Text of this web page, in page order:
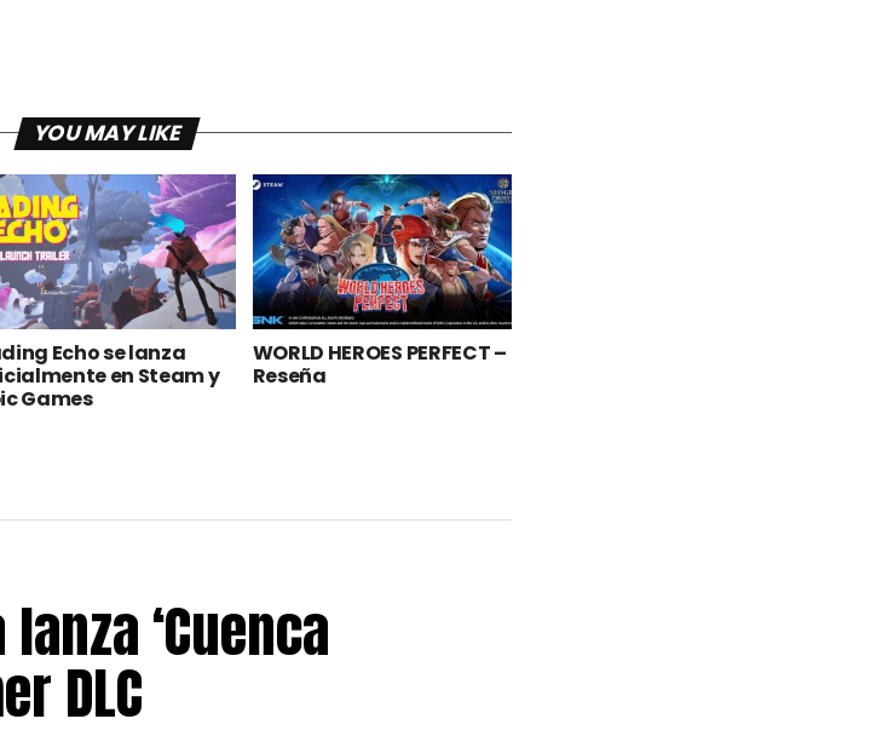
YOU MAY LIKE
Echo se lanza
en Steam y
Games
WORLD HEROES PERFECT –
Reseña
‘Cuenca
DLC